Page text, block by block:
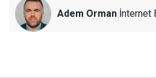
Adem Orman İnternet